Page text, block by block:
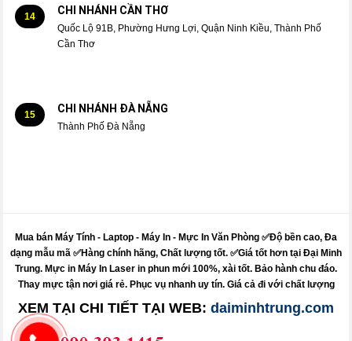
14 CHI NHÁNH CẦN THƠ
Quốc Lộ 91B, Phường Hưng Lợi, Quận Ninh Kiều, Thành Phố
Cần Thơ
15 CHI NHÁNH ĐÀ NẴNG
Thành Phố Đà Nẵng
Mua bán Máy Tính - Laptop - Máy In - Mực In Văn Phòng ✅Độ bền cao, Đa
dạng mẫu mã ✅Hàng chính hãng, Chất lượng tốt. ✅Giá tốt hơn tại Đại Minh
Trung. Mực in Máy In Laser in phun mới 100%, xài tốt. Bảo hành chu đáo.
Thay mựctận nơi giá rẻ. Phục vụ nhanh uy tín. Giá cả đi với chất lượng
XEM TẠI CHI TIẾT TẠI WEB: daiminhtrung.com